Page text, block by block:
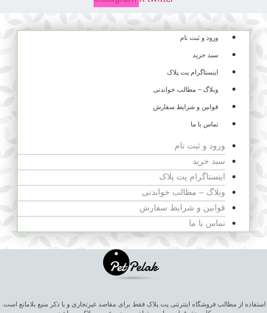
ورود و ثبت نام
سبد خرید
اینستاگرام پت پلاک
وبلاگ – مطالب خواندنی
قوانین و شرایط سفارش
تماس با ما
ورود و ثبت نام
سبد خرید
اینستاگرام پت پلاک
وبلاگ – مطالب خواندنی
قوانین و شرایط سفارش
تماس با ما
استفاده از مطالب فروشگاه اینترنتی پت پلاک فقط برای مقاصد غیرتجاری و با ذکر منبع بلامانع است.